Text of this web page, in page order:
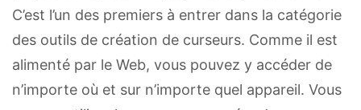
C’est l’un des premiers à entrer dans la catégorie
des outils de création de curseurs. Comme il est
alimenté par le Web, vous pouvez y accéder de
n’importe où et sur n’importe quel appareil. Vous